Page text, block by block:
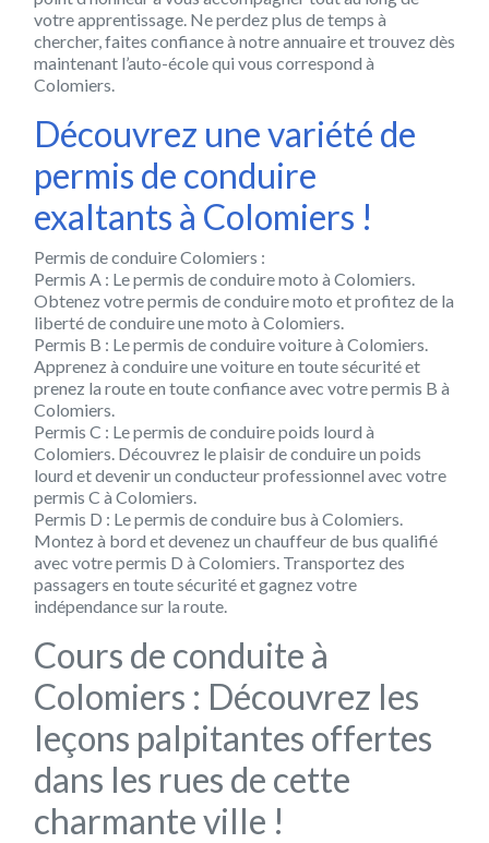
votre apprentissage. Ne perdez plus de temps à
chercher, faites confiance à notre annuaire et trouvez dès
maintenant l’auto-école qui vous correspond à
Colomiers.
Découvrez une variété de
permis de conduire
exaltants à Colomiers !
Permis de conduire Colomiers :
Permis A : Le permis de conduire moto à Colomiers.
Obtenez votre permis de conduire moto et profitez de la
liberté de conduire une moto à Colomiers.
Permis B : Le permis de conduire voiture à Colomiers.
Apprenez à conduire une voiture en toute sécurité et
prenez la route en toute confiance avec votre permis B à
Colomiers.
Permis C : Le permis de conduire poids lourd à
Colomiers. Découvrez le plaisir de conduire un poids
lourd et devenir un conducteur professionnel avec votre
permis C à Colomiers.
Permis D : Le permis de conduire bus à Colomiers.
Montez à bord et devenez un chauffeur de bus qualifié
avec votre permis D à Colomiers. Transportez des
passagers en toute sécurité et gagnez votre
indépendance sur la route.
Cours de conduite à
Colomiers : Découvrez les
leçons palpitantes offertes
dans les rues de cette
charmante ville !